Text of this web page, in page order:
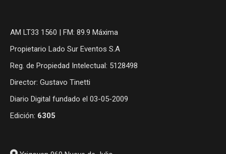
AM LT33 1560 | FM: 89.9 Máxima
Propietario Lado Sur Eventos S.A
Reg. de Propiedad Intelectual: 5128498
Director: Gustavo Tinetti
Diario Digital fundado el 03-05-2009
Edición: 6305